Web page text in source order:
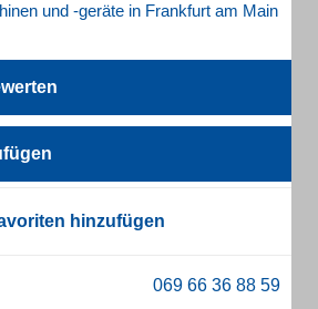
und -geräte in Frankfurt am Main
hinzufügen